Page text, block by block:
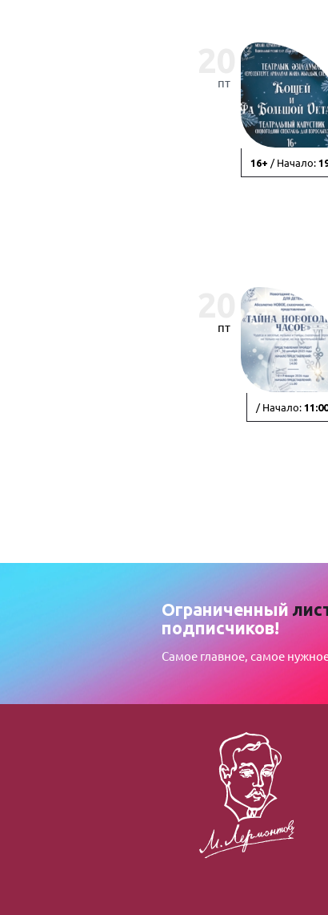
пт
16+ / Начало:
пт
/ Начало:
Ограниченный
подписчиков!
Самое главное, самое